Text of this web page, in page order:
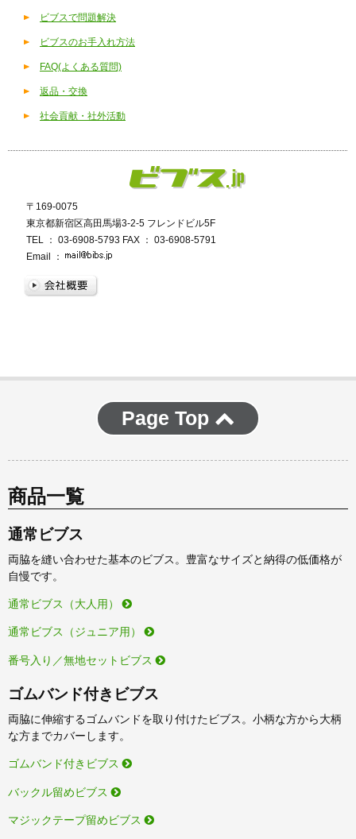
ビブスで問題解決
ビブスのお手入れ方法
FAQ(よくある質問)
返品・交換
社会貢献・社外活動
〒169‐0075
東京都新宿区高田馬場3-2-5 フレンドビル5F
TEL ： 03-6908-5793 FAX ： 03-6908-5791
Email ：
Page Top
商品一覧
通常ビブス
両脇を縫い合わせた基本のビブス。豊富なサイズと納得の低価格が
自慢です。
通常ビブス（大人用）
通常ビブス（ジュニア用）
番号入り／無地セットビブス
ゴムバンド付きビブス
両脇に伸縮するゴムバンドを取り付けたビブス。小柄な方から大柄
な方までカバーします。
ゴムバンド付きビブス
バックル留めビブス
マジックテープ留めビブス